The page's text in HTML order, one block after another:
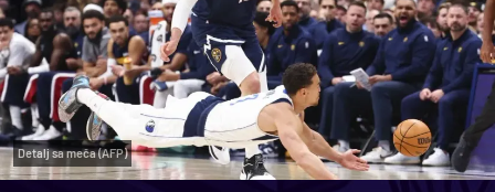
Detalj sa meča (AFP)